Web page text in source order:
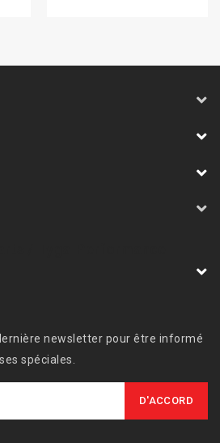
newsletter pour être informé
spéciales.